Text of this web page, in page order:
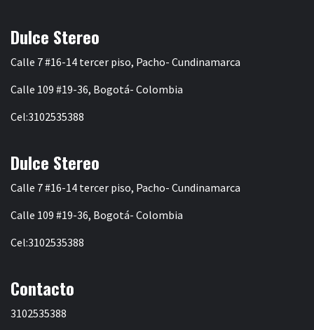
Dulce Stereo
Calle 7 #16-14 tercer piso, Pacho- Cundinamarca
Calle 109 #19-36, Bogotá- Colombia
Cel:3102535388
Dulce Stereo
Calle 7 #16-14 tercer piso, Pacho- Cundinamarca
Calle 109 #19-36, Bogotá- Colombia
Cel:3102535388
Contacto
3102535388